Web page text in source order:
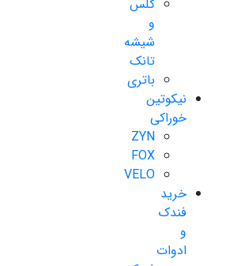
گلس
و
شیشه
تانک
باتری
نیکوتین
خوراکی
ZYN
FOX
VELO
خرید
فندک
و
ادوات